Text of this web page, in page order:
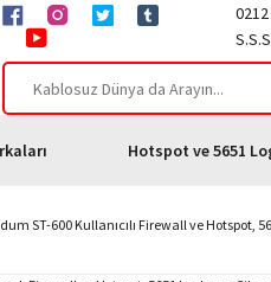
S.S.S
Hotspot ve 5651
ST-600 Kullanıcılı Firewall ve Hotspot,